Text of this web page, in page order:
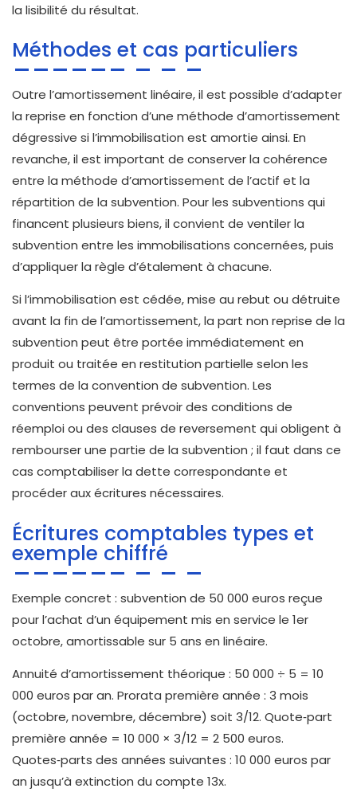
la lisibilité du résultat.
Méthodes et cas particuliers
Outre l’amortissement linéaire, il est possible d’adapter
la reprise en fonction d’une méthode d’amortissement
dégressive si l’immobilisation est amortie ainsi. En
revanche, il est important de conserver la cohérence
entre la méthode d’amortissement de l’actif et la
répartition de la subvention. Pour les subventions qui
financent plusieurs biens, il convient de ventiler la
subvention entre les immobilisations concernées, puis
d’appliquer la règle d’étalement à chacune.
Si l’immobilisation est cédée, mise au rebut ou détruite
avant la fin de l’amortissement, la part non reprise de la
subvention peut être portée immédiatement en
produit ou traitée en restitution partielle selon les
termes de la convention de subvention. Les
conventions peuvent prévoir des conditions de
réemploi ou des clauses de reversement qui obligent à
rembourser une partie de la subvention ; il faut dans ce
cas comptabiliser la dette correspondante et
procéder aux écritures nécessaires.
Écritures comptables types et
exemple chiffré
Exemple concret : subvention de 50 000 euros reçue
pour l’achat d’un équipement mis en service le 1er
octobre, amortissable sur 5 ans en linéaire.
Annuité d’amortissement théorique : 50 000 ÷ 5 = 10
000 euros par an. Prorata première année : 3 mois
(octobre, novembre, décembre) soit 3/12. Quote‑part
première année = 10 000 × 3/12 = 2 500 euros.
Quotes‑parts des années suivantes : 10 000 euros par
an jusqu’à extinction du compte 13x.